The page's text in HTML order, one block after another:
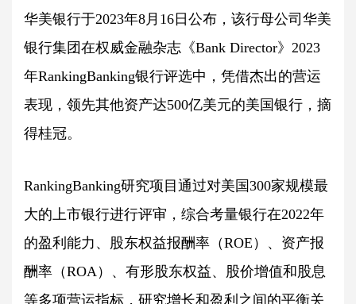
华美银行于2023年8月16日公布，该行母公司华美
银行集团在权威金融杂志《Bank Director》2023
年RankingBanking银行评选中，凭借杰出的营运
表现，领先其他资产达500亿美元的美国银行，摘
得桂冠。
RankingBanking研究项目通过对美国300家规模最
大的上市银行进行评审，综合考量银行在2022年
的盈利能力、股东权益报酬率（ROE）、资产报
酬率（ROA）、有形股东权益、股价增值和股息
等多项营运指标，研究增长和盈利之间的平衡关